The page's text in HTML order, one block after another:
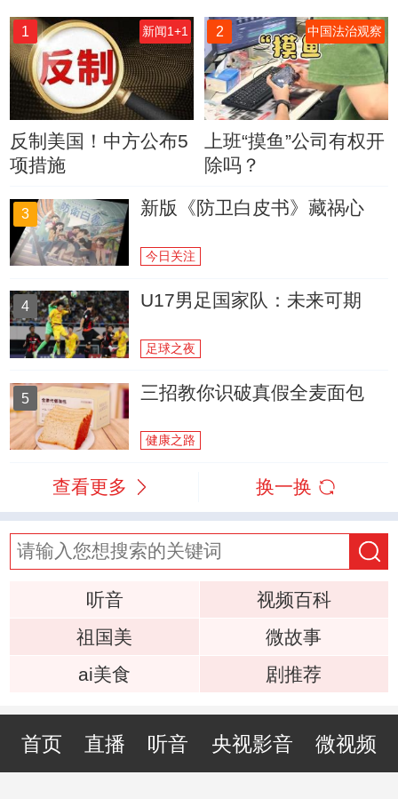
1 新闻1+1
反制美国！中方公布5
项措施
2 中国法治观察
上班“摸鱼”公司有权开
除吗？
3 新版《防卫白皮书》藏祸心
今日关注
4 U17男足国家队：未来可期
足球之夜
5 三招教你识破真假全麦面包
健康之路
查看更多 换一换
听音
视频百科
祖国美
微故事
ai美食
剧推荐
首页 直播 听音 央视影音 微视频